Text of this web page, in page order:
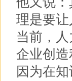
理是要让
当前，
企业创造
因为在